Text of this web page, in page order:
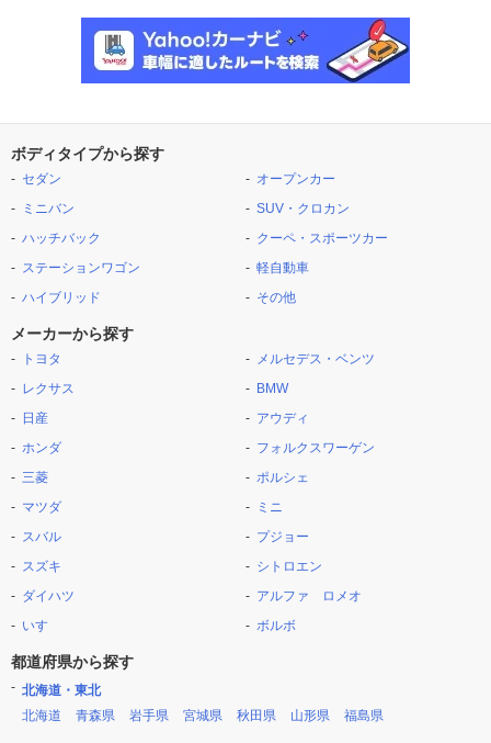
ボディタイプから探す
セダン
ミニバン
ハッチバック
ステーションワゴン
ハイブリッド
オープンカー
SUV・クロカン
クーペ・スポーツカー
軽自動車
その他
メーカーから探す
トヨタ
レクサス
日産
ホンダ
三菱
マツダ
スバル
スズキ
ダイハツ
いすゞ
メルセデス・ベンツ
BMW
アウディ
フォルクスワーゲン
ポルシェ
ミニ
プジョー
シトロエン
アルファ ロメオ
ボルボ
都道府県から探す
北海道・東北
北海道
青森県 岩手県 宮城県 秋田県 山形県 福島県